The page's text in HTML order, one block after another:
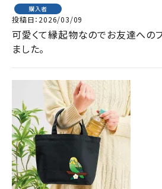
購入者
投稿日 2026/03/09
可愛くて縁起物なのでお友達への
ました。